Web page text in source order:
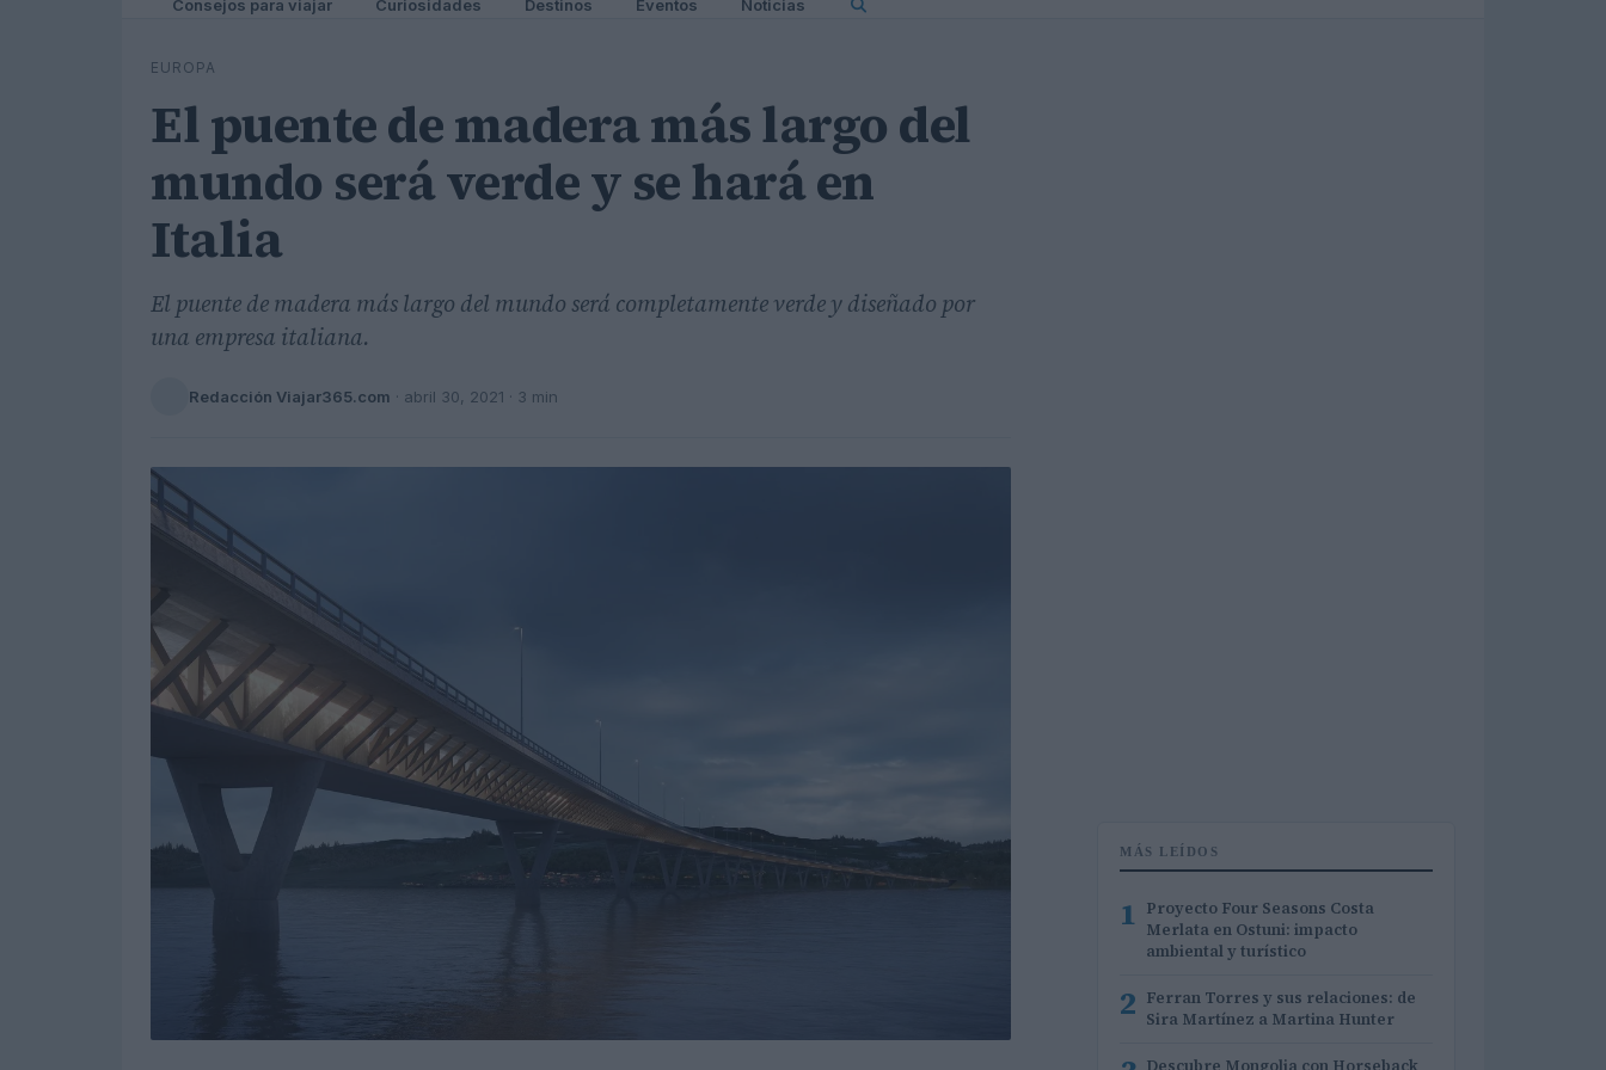
Consejos para viajar Curiosidades Destinos Eventos Noticias
EUROPA
El puente de madera más largo del
mundo será verde y se hará en
Italia
El puente de madera más largo del mundo será completamente verde y diseñado por
una empresa italiana.
Redacción Viajar365.com · abril 30, 2021 · 3 min
MÁS LEÍDOS
1 Proyecto Four Seasons Costa
Merlata en Ostuni: impacto
ambiental y turístico
2 Ferran Torres y sus relaciones: de
Sira Martínez a Martina Hunter
Descubre Mongolia con Horseback